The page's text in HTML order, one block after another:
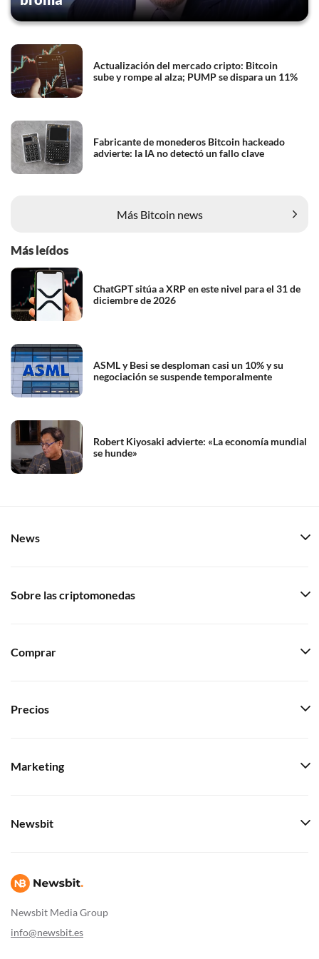
Actualización del mercado cripto: Bitcoin
sube y rompe al alza; PUMP se dispara un 11%
Fabricante de monederos Bitcoin hackeado
advierte: la IA no detectó un fallo clave
Más Bitcoin news
Más leídos
ChatGPT sitúa a XRP en este nivel para el 31 de
diciembre de 2026
ASML y Besi se desploman casi un 10% y su
negociación se suspende temporalmente
Robert Kiyosaki advierte: «La economía mundial
se hunde»
Newsbit Media Group
info@newsbit.es
News
Sobre las criptomonedas
Comprar
Precios
Marketing
Newsbit